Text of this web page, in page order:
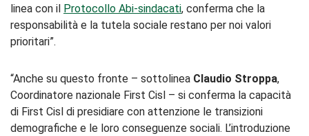
linea con il Protocollo Abi-sindacati, conferma che la
responsabilità e la tutela sociale restano per noi valori
prioritari”.
“Anche su questo fronte – sottolinea Claudio Stroppa,
Coordinatore nazionale First Cisl – si conferma la capacità
di First Cisl di presidiare con attenzione le transizioni
demografiche e le loro conseguenze sociali. L’introduzione